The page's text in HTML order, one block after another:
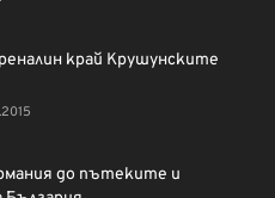
край Крушунските
до пътеките и